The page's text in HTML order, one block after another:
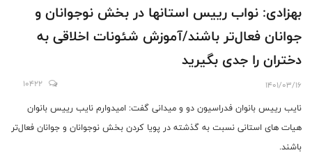
بهزادی: نواب رییس استانها در بخش نوجوانان و
جوانان فعال‌تر باشند/آموزش شئونات اخلاقی به
دختران را جدی بگیرید
1401/03/16
10422
نایب رییس بانوان فدراسیون دو و میدانی گفت: امیدوارم نایب رییس بانوان
هیات های استانی نسبت به گذشته در پویا کردن بخش نوجوانان و جوانان فعال‌تر
باشند.